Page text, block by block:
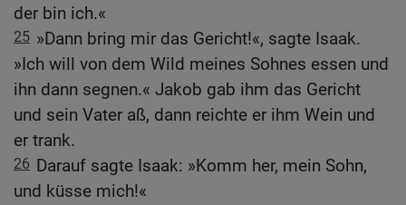
der bin ich.«
25 »Dann bring mir das Gericht!«, sagte Isaak.
»Ich will von dem Wild meines Sohnes essen und
ihn dann segnen.« Jakob gab ihm das Gericht
und sein Vater aß, dann reichte er ihm Wein und
er trank.
26 Darauf sagte Isaak: »Komm her, mein Sohn,
und küsse mich!«